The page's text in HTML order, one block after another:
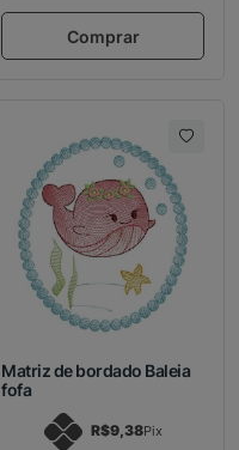
Comprar
Matriz de bordado Baleia
fofa
R$9,38Pix